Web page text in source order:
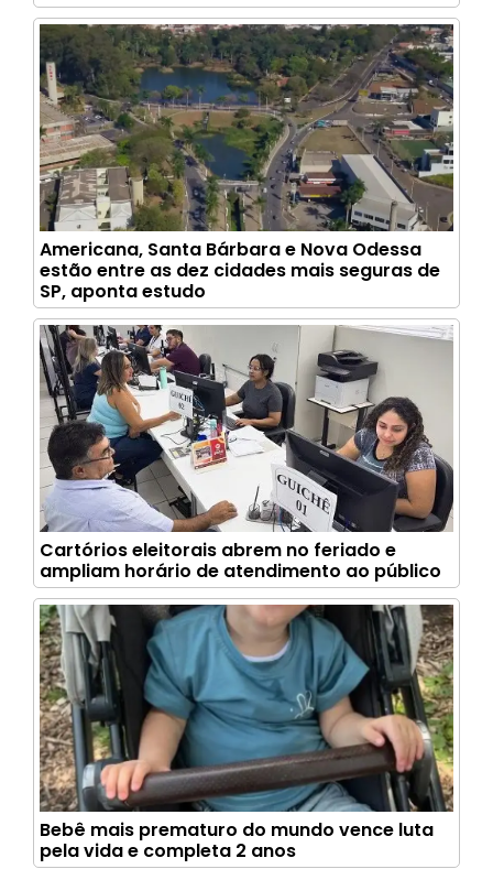
Americana, Santa Bárbara e Nova Odessa
estão entre as dez cidades mais seguras de
SP, aponta estudo
Cartórios eleitorais abrem no feriado e
ampliam horário de atendimento ao público
Bebê mais prematuro do mundo vence luta
pela vida e completa 2 anos